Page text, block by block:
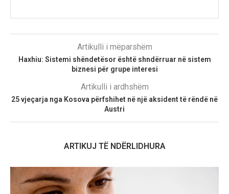
Artikulli i mëparshëm
Haxhiu: Sistemi shëndetësor është shndërruar në sistem
biznesi për grupe interesi
Artikulli i ardhshëm
25 vjeçarja nga Kosova përfshihet në një aksident të rëndë në
Austri
ARTIKUJ TË NDËRLIDHURA